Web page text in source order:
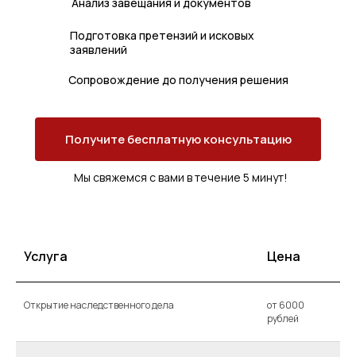
Получите бесплатную консультацию
Мы свяжемся с вами в течение 5 минут!
Подготовка претензий и исковых
заявлений
Сопровождение до получения решения
Услуга Цена
Открытие наследственного дела
от 6000
рублей